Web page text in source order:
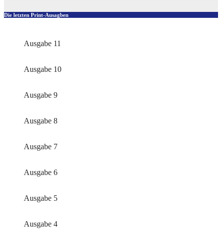
Die letzten Print-Ausagben
Ausgabe 11
Ausgabe 10
Ausgabe 9
Ausgabe 8
Ausgabe 7
Ausgabe 6
Ausgabe 5
Ausgabe 4